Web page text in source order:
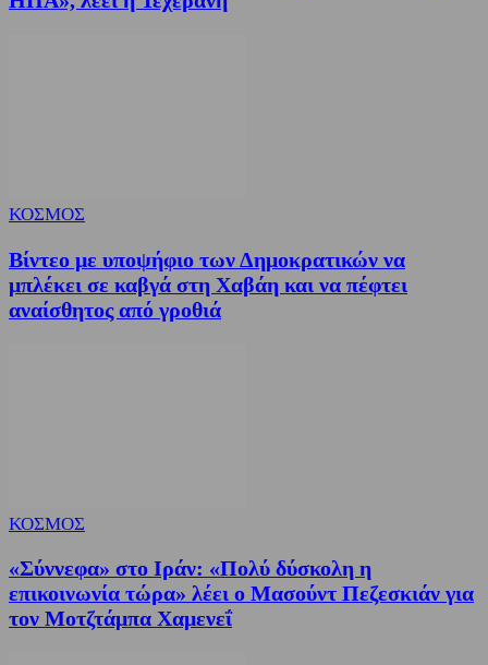
ΚΟΣΜΟΣ
Βίντεο με υποψήφιο των Δημοκρατικών να
μπλέκει σε καβγά στη Χαβάη και να πέφτει
αναίσθητος από γροθιά
ΚΟΣΜΟΣ
«Σύννεφα» στο Ιράν: «Πολύ δύσκολη η
επικοινωνία τώρα» λέει ο Μασούντ Πεζεσκιάν για
τον Μοτζτάμπα Χαμενεΐ